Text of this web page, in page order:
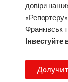
довіри
Франківськ
Інвестуйте